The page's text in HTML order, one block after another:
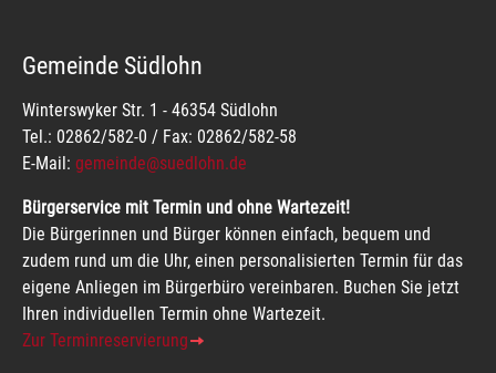
Gemeinde Südlohn
Winterswyker Str. 1 - 46354 Südlohn
Tel.: 02862/582-0 / Fax: 02862/582-58
E-Mail: gemeinde@suedlohn.de
Bürgerservice mit Termin und ohne Wartezeit!
Die Bürgerinnen und Bürger können einfach, bequem und
zudem rund um die Uhr, einen personalisierten Termin für das
eigene Anliegen im Bürgerbüro vereinbaren. Buchen Sie jetzt
Ihren individuellen Termin ohne Wartezeit.
Zur Terminreservierung